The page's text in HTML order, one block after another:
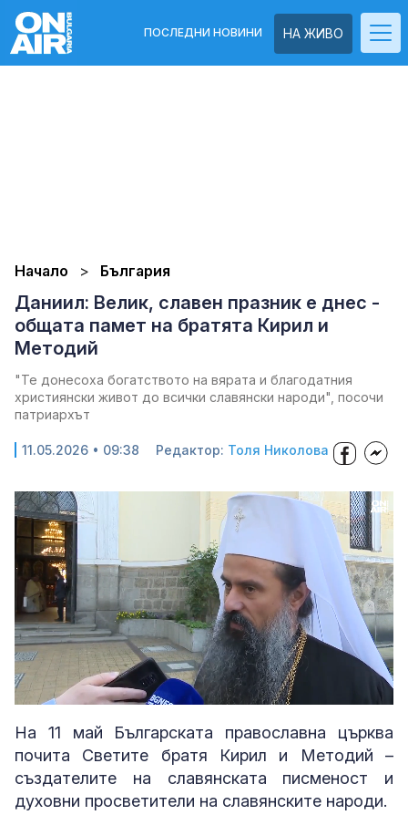
НА ЖИВО
ПОСЛЕДНИ НОВИНИ
Начало България
Даниил: Велик, славен празник е днес -
общата памет на братята Кирил и
Методий
"Те донесоха богатството на вярата и благодатния
християнски живот до всички славянски народи", посочи
патриархът
11.05.2026 • 09:38 Редактор: Толя Николова
Unmute Loaded:
91.11%
На 11 май Българската православна църква
почита Светите братя Кирил и Методий –
създателите на славянската писменост и
духовни просветители на славянските народи.